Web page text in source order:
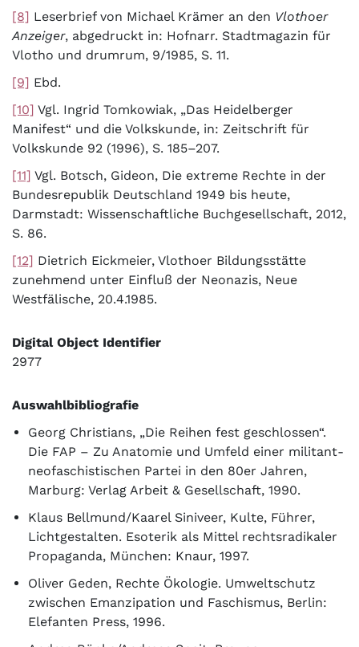
[8] Leserbrief von Michael Krämer an den Vlothoer
Anzeiger, abgedruckt in: Hofnarr. Stadtmagazin für
Vlotho und drumrum, 9/1985, S. 11.
[9] Ebd.
[10] Vgl. Ingrid Tomkowiak, „Das Heidelberger
Manifest“ und die Volkskunde, in: Zeitschrift für
Volkskunde 92 (1996), S. 185–207.
[11] Vgl. Botsch, Gideon, Die extreme Rechte in der
Bundesrepublik Deutschland 1949 bis heute,
Darmstadt: Wissenschaftliche Buchgesellschaft, 2012,
S. 86.
[12] Dietrich Eickmeier, Vlothoer Bildungsstätte
zunehmend unter Einfluß der Neonazis, Neue
Westfälische, 20.4.1985.
Digital Object Identifier
2977
Auswahlbibliografie
Georg Christians, „Die Reihen fest geschlossen“.
Die FAP – Zu Anatomie und Umfeld einer militant-
neofaschistischen Partei in den 80er Jahren,
Marburg: Verlag Arbeit & Gesellschaft, 1990.
Klaus Bellmund/Kaarel Siniveer, Kulte, Führer,
Lichtgestalten. Esoterik als Mittel rechtsradikaler
Propaganda, München: Knaur, 1997.
Oliver Geden, Rechte Ökologie. Umweltschutz
zwischen Emanzipation und Faschismus, Berlin:
Elefanten Press, 1996.